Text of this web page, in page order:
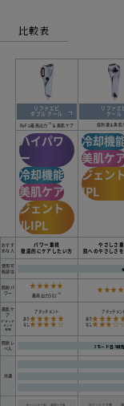
比較表
リファエピ
ダブル クール
ReFa最高出力 ＆美肌ケア
リファエ
クール
低刺激＆美肌
ハイパワ
ー
冷却機能
美肌ケア
ジェント
ルIPL
冷却機
美肌ケ
ジェン
IPL
おすす
めな人
パワー重視
徹底的にケアしたい方
やさしさ重
肌へのやさしさ
使用可
能部位
照射パ
ワー
★★★★★
最高出力30J
美肌ケ
ア
アタッチ
メント
アタッチメント
あり★★★★★
なし★★★★☆
アタッチメン
あり
なし
照射レ
ベル
3モード各5段階
共通